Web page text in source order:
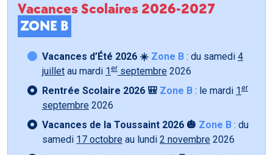
Vacances Scolaires 2026-2027
ZONE B
Vacances d’Été 2026 ☀️ Zone B : du samedi 4
juillet au mardi 1 er septembre 2026
Rentrée Scolaire 2026 🎒 Zone B : le mardi 1 er
septembre 2026
Vacances de la Toussaint 2026 🎃 Zone B : du
samedi 17 octobre au lundi 2 novembre 2026